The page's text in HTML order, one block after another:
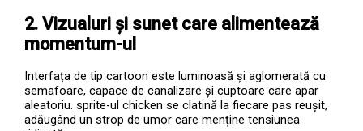
2. Vizualuri și sunet care alimentează
momentum-ul
Interfața de tip cartoon este luminoasă și aglomerată cu
semafoare, capace de canalizare și cuptoare care apar
aleatoriu. sprite-ul chicken se clatină la fiecare pas reușit,
adăugând un strop de umor care menține tensiunea